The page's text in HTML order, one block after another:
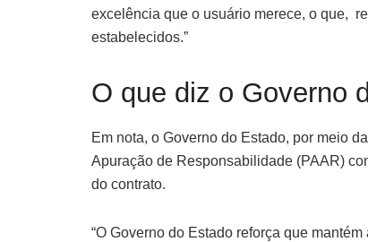
excelência que o usuário merece, o que,
estabelecidos.”
O que diz o Governo
Em nota, o Governo do Estado, por meio da
Apuração de Responsabilidade (PAAR)
do contrato.
“O Governo do Estado reforça que